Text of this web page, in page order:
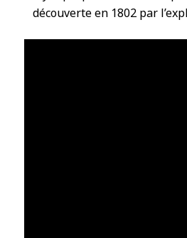
découverte en 1802 par